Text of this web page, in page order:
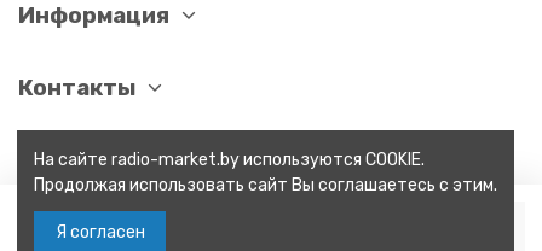
Информация
Контакты
На сайте radio-market.by используются COOKIE.
Продолжая использовать сайт Вы соглашаетесь с этим.
Я согласен